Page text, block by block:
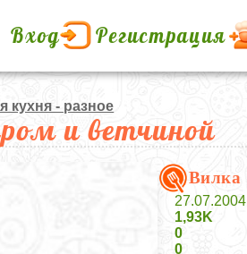
Вход Регистрация
кухня - разное
и ветчиной
Вилка
27.07.2004
1,93K
0
0